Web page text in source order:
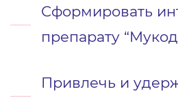
Сформировать
препарату
Привлечь и